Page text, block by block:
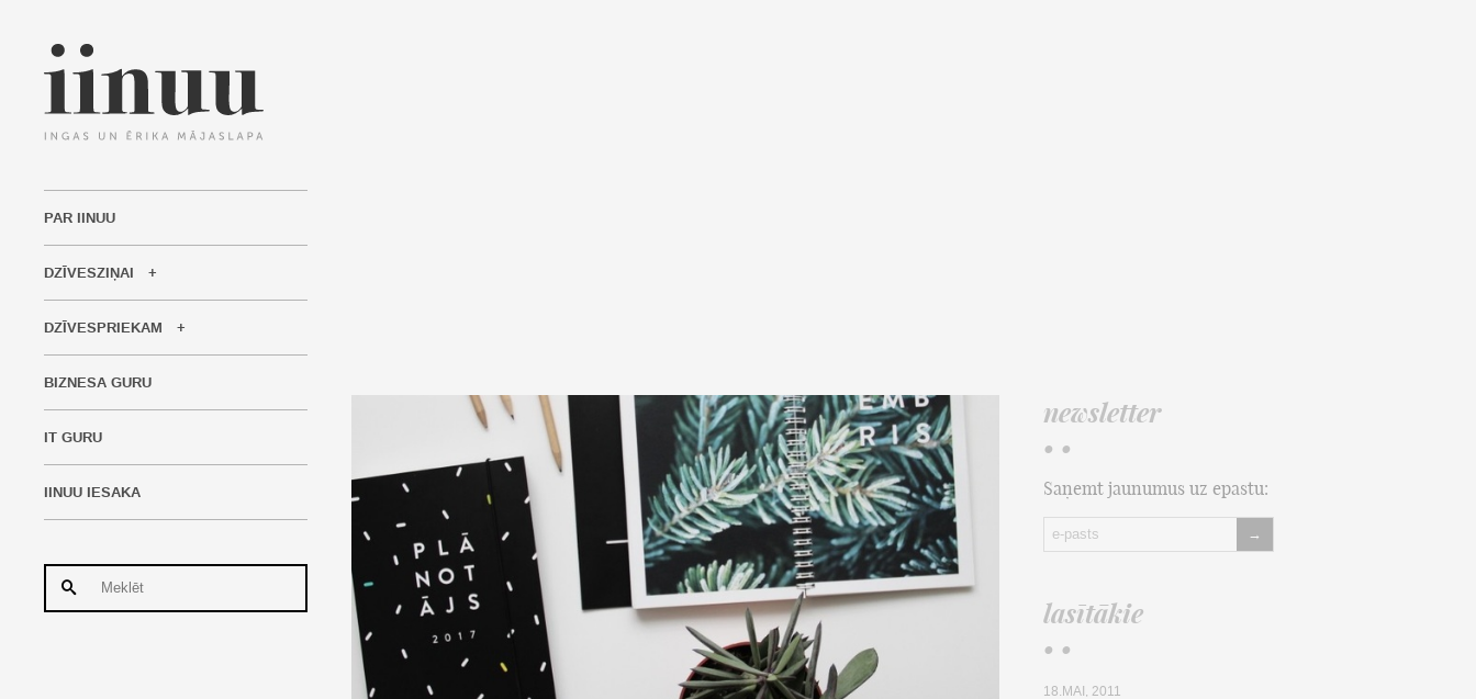
PAR IINUU
DZĪVESZIŅAI
DZĪVESPRIEKAM
BIZNESA GURU
IT GURU
IINUU IESAKA
newsletter
• •
Saņemt jaunumus uz epastu:
→
lasītākie
• •
18.MAI, 2011